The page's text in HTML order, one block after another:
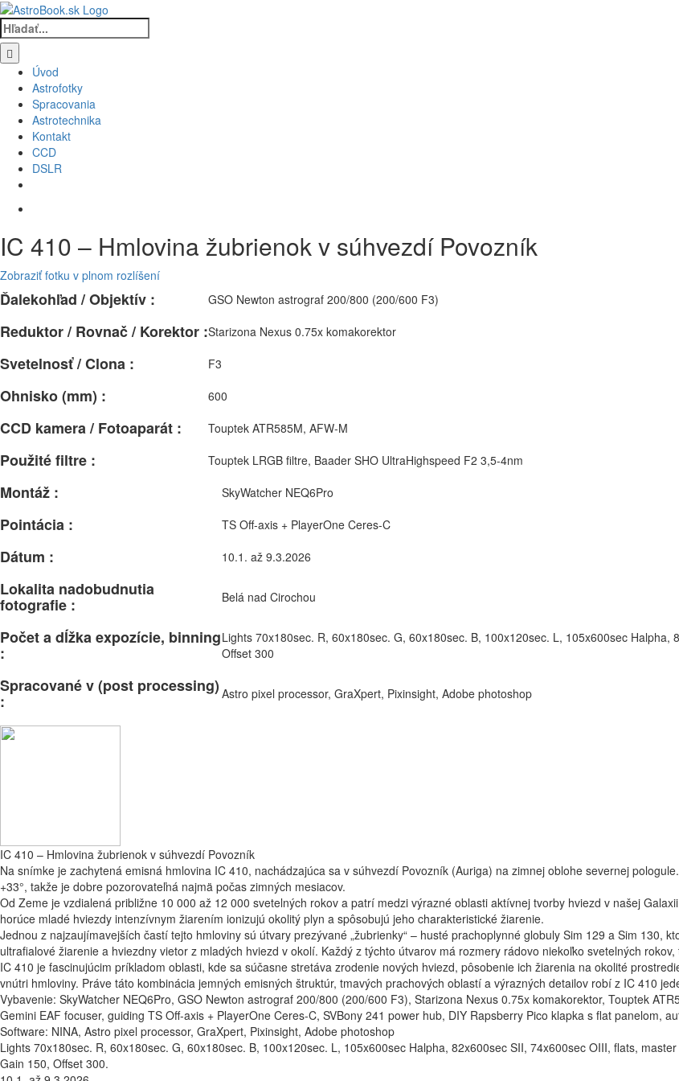
Skip
to
content
Hľadať:
Úvod
Astrofotky
Spracovania
Astrotechnika
Kontakt
CCD
DSLR
IC 410 – Hmlovina žubrienok v súhvezdí Povozník
Zobraziť fotku v plnom rozlíšení
Ďalekohľad / Objektív : GSO Newton astrograf 200/800 (200/600 F3)
Reduktor / Rovnač / Korektor :Starizona Nexus 0.75x komakorektor
Svetelnosť / Clona : F3
Ohnisko (mm) : 600
CCD kamera / Fotoaparát : Touptek ATR585M, AFW-M
Použité filtre : Touptek LRGB filtre, Baader SHO UltraHighspeed F2 3,5-4nm
Montáž : SkyWatcher NEQ6Pro
Pointácia : TS Off-axis + PlayerOne Ceres-C
Dátum : 10.1. až 9.3.2026
Lokalita nadobudnutia
fotografie : Belá nad Cirochou
Počet a dĺžka expozície, binning
:
Lights 70x180sec. R, 60x180sec. G, 60x180sec. B, 100x120sec. L, 105x600sec
Offset 300
Spracované v (post processing)
: Astro pixel processor, GraXpert, Pixinsight, Adobe photoshop
Facebook
Email
IC 410 – Hmlovina žubrienok v súhvezdí Povozník
Na snímke je zachytená emisná hmlovina IC 410, nachádzajúca sa v súhvezdí Povozník (Auriga) na zimnej oblohe severnej
+33°, takže je dobre pozorovateľná najmä počas zimných mesiacov.
Od Zeme je vzdialená približne 10 000 až 12 000 svetelných rokov a patrí medzi výrazné oblasti aktívnej tvorby hviezd v našej
horúce mladé hviezdy intenzívnym žiarením ionizujú okolitý plyn a spôsobujú jeho charakteristické žiarenie.
Jednou z najzaujímavejších častí tejto hmloviny sú útvary prezývané „žubrienky“ – husté prachoplynné globuly Sim 129 a Sim 130,
ultrafialové žiarenie a hviezdny vietor z mladých hviezd v okolí. Každý z týchto útvarov má rozmery rádovo niekoľko svetelných
IC 410 je fascinujúcim príkladom oblasti, kde sa súčasne stretáva zrodenie nových hviezd, pôsobenie ich žiarenia na okolité
vnútri hmloviny. Práve táto kombinácia jemných emisných štruktúr, tmavých prachových oblastí a výrazných detailov robí z IC 410
Vybavenie: SkyWatcher NEQ6Pro, GSO Newton astrograf 200/800 (200/600 F3), Starizona Nexus 0.75x komakorektor, Touptek
Gemini EAF focuser, guiding TS Off-axis + PlayerOne Ceres-C, SVBony 241 power hub, DIY Rapsberry Pico klapka s flat panelom,
Software: NINA, Astro pixel processor, GraXpert, Pixinsight, Adobe photoshop
Lights 70x180sec. R, 60x180sec. G, 60x180sec. B, 100x120sec. L, 105x600sec Halpha, 82x600sec SII, 74x600sec OIII, flats,
Gain 150, Offset 300.